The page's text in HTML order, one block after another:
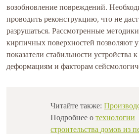
возобновление повреждений.
проводить реконструкцию, что не
разрушаться. Рассмотренные
кирпичных поверхностей позволяют
показатели стабильности устройства
деформациям и факторам
Читайте также:П
Подробнее отехнологии
строительства домов из